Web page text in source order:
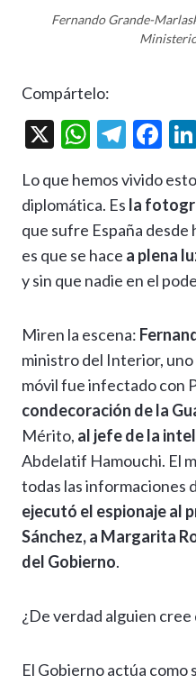
Fernando Grande-
Compártelo:
X
W
at
s
A
p
T
e
gr
a
m
F
e
b
o
o
Lo que hemos vivido
diplomática. Es la
que sufre España desde
es que se hace a plena
y sin que nadie en el
Miren la escena:
ministro del Interior,
móvil fue infectado con
condecoración de la
Mérito, al jefe de la
Abdelatif Hamouchi. El
todas las informaciones
ejecutó el espionaje al
Sánchez, a Margarita
del Gobierno.
¿De verdad alguien
El Gobierno actúa como